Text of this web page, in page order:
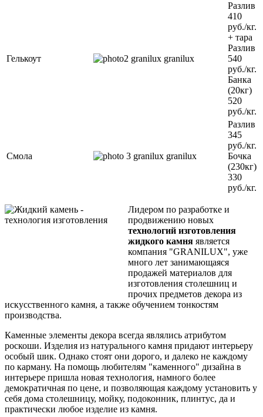
Гелькоут
Разлив
410
руб./кг.
+ тара
Разлив
540
руб./кг.
Банка
(20кг)
520
руб./кг.
Смола
Разлив
345
руб./кг.
Бочка
(230кг)
330
руб./кг.
Лидером по разработке и
продвижению новых
технологий изготовления
жидкого камня является
компания "GRANILUX", уже
много лет занимающаяся
продажей материалов для
изготовления столешниц и
прочих предметов декора из
искусственного камня, а также обучением тонкостям
производства.
Каменные элементы декора всегда являлись атрибутом
роскоши. Изделия из натурального камня придают интерьеру
особый шик. Однако стоят они дорого, и далеко не каждому
по карману. На помощь любителям "каменного" дизайна в
интерьере пришла новая технология, намного более
демократичная по цене, и позволяющая каждому установить у
себя дома столешницу, мойку, подоконник, плинтус, да и
практически любое изделие из камня.